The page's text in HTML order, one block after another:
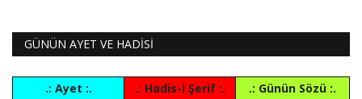
GÜNÜN AYET VE HADİSİ
.: Ayet :. .: Hadis-i Şerif :.
.: Günün Sözü :.